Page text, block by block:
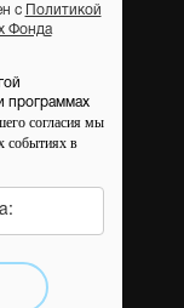
с
Политикой
Фонда
программах
согласия мы
событиях в